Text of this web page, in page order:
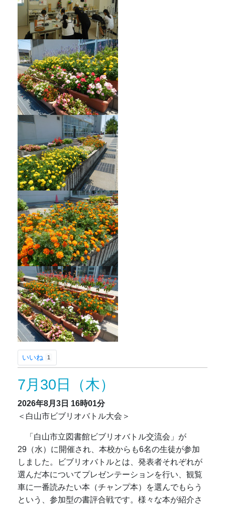
いいね 1
7月30日（木）
2026年8月3日 16時01分
＜白山市ビブリオバトル大会＞
「白山市立図書館ビブリオバトル交流会」が
29（水）に開催され、本校からも6名の生徒が参加
しました。ビブリオバトルとは、発表者それぞれが
選んだ本についてプレゼンテーションを行い、観覧
車に一番読みたい本（チャンプ本）を選んでもらう
という、参加型の書評合戦です。様々な本が紹介さ